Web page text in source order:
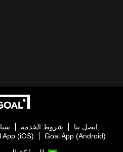
اتصل بنا شروط الخدمة
Goal App (Android)
App (iOS)